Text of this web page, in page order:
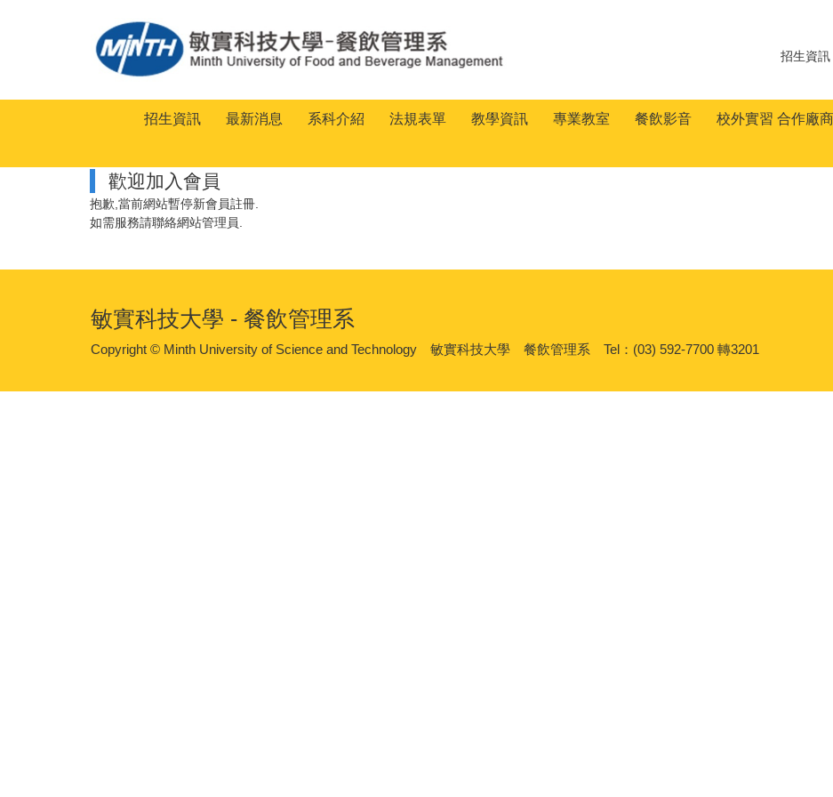
招生資訊
招生資訊 最新消息 系科介紹 法規表單 教學資訊 專業教室 餐飲影音 校外實習 合作廠商
歡迎加入會員
抱歉,當前網站暫停新會員註冊.
如需服務請聯絡網站管理員.
敏實科技大學 - 餐飲管理系
Copyright © Minth University of Science and Technology 敏實科技大學 餐飲管理系 Tel：(03) 592-7700 轉3201